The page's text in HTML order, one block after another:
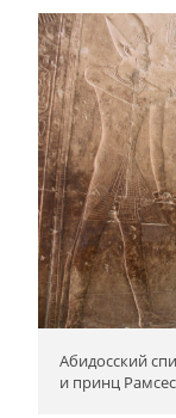
Абидосский
и принц